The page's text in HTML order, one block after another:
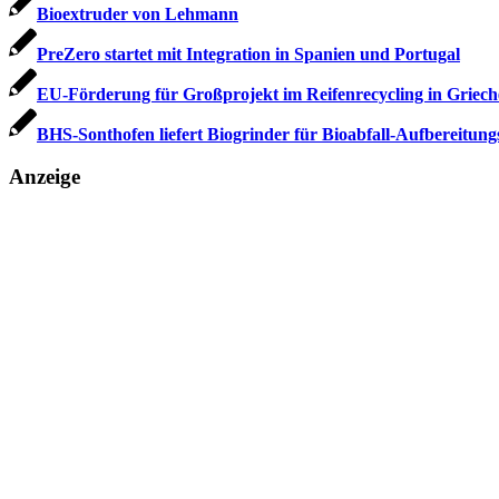
Bioextruder von Lehmann
PreZero startet mit Integration in Spanien und Portugal
EU-Förderung für Großprojekt im Reifenrecycling in
BHS-Sonthofen liefert Biogrinder für Bioabfall-
Anzeige